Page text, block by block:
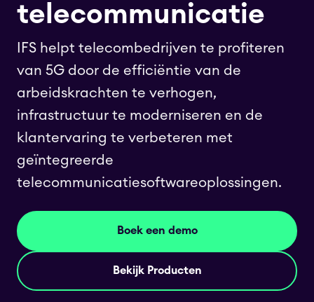
telecommunicatie
IFS helpt telecombedrijven te profiteren
van 5G door de efficiëntie van de
arbeidskrachten te verhogen,
infrastructuur te moderniseren en de
klantervaring te verbeteren met
geïntegreerde
telecommunicatiesoftwareoplossingen.
Boek een demo
Bekijk Producten